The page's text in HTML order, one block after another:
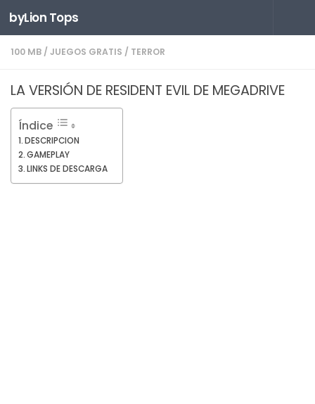
Saltar al contenido
byLion Tops
100 MB / JUEGOS GRATIS / TERROR
LA VERSIÓN DE RESIDENT EVIL DE MEGADRIVE
Índice
DESCRIPCION
GAMEPLAY
LINKS DE DESCARGA